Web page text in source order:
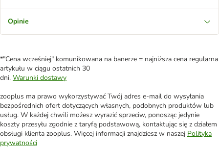
Opinie
*"Cena wcześniej" komunikowana na banerze = najniższa cena regularna
artykułu w ciągu ostatnich 30
dni. Warunki dostawy
zooplus ma prawo wykorzystywać Twój adres e-mail do wysyłania
bezpośrednich ofert dotyczących własnych, podobnych produktów lub
usług. W każdej chwili możesz wyrazić sprzeciw, ponosząc jedynie
koszty przesyłu zgodnie z taryfą podstawową, kontaktując się z działem
obsługi klienta zooplus. Więcej informacji znajdziesz w naszej Polityka
prywatności